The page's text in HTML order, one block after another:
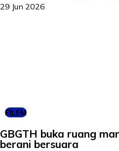
29 Jun 2026
FILEM
GBGTH buka ruang
berani bersuara